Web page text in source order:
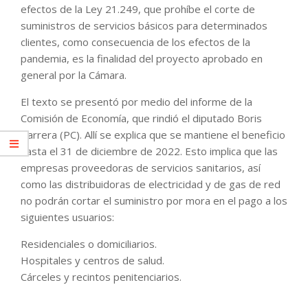
efectos de la Ley 21.249, que prohíbe el corte de
suministros de servicios básicos para determinados
clientes, como consecuencia de los efectos de la
pandemia, es la finalidad del proyecto aprobado en
general por la Cámara.
El texto se presentó por medio del informe de la
Comisión de Economía, que rindió el diputado Boris
Barrera (PC). Allí se explica que se mantiene el beneficio
hasta el 31 de diciembre de 2022. Esto implica que las
empresas proveedoras de servicios sanitarios, así
como las distribuidoras de electricidad y de gas de red
no podrán cortar el suministro por mora en el pago a los
siguientes usuarios:
Residenciales o domiciliarios.
Hospitales y centros de salud.
Cárceles y recintos penitenciarios.